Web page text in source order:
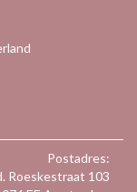
Postadres:
Roeskestraat 103